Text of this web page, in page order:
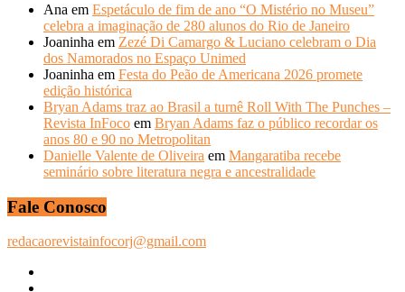
Ana em Espetáculo de fim de ano “O Mistério no Museu”
celebra a imaginação de 280 alunos do Rio de Janeiro
Joaninha em Zezé Di Camargo & Luciano celebram o Dia
dos Namorados no Espaço Unimed
Joaninha em Festa do Peão de Americana 2026 promete
edição histórica
Bryan Adams traz ao Brasil a turnê Roll With The Punches –
Revista InFoco em Bryan Adams faz o público recordar os
anos 80 e 90 no Metropolitan
Danielle Valente de Oliveira em Mangaratiba recebe
seminário sobre literatura negra e ancestralidade
Fale Conosco
redacaorevistainfocorj@gmail.com